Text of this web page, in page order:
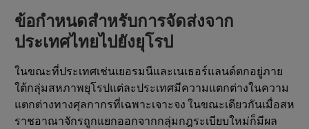
ข้อกําหนดสําหรับการจัดส่งจาก
ประเทศไทยไปยังยุโรป
ในขณะที่ประเทศเช่นเยอรมนีและเนเธอร์แลนด์ตกอยู่ภาย
ใต้กลุ่มสหภาพยุโรปแต่ละประเทศมีความแตกต่างในความ
แตกต่างทางศุลกากรที่เฉพาะเจาะจง ในขณะเดียวกันเมื่อสห
ราชอาณาจักรถูกแยกออกจากกลุ่มกฎระเบียบใหม่ก็มีผล